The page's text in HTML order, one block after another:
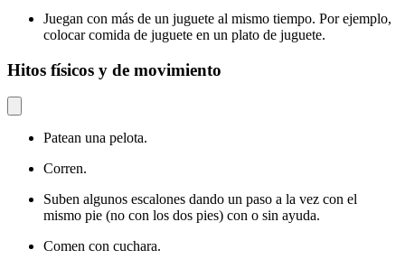
Juegan con más de un juguete al mismo tiempo. Por ejemplo,
colocar comida de juguete en un plato de juguete.
Hitos físicos y de movimiento
Patean una pelota.
Corren.
Suben algunos escalones dando un paso a la vez con el
mismo pie (no con los dos pies) con o sin ayuda.
Comen con cuchara.